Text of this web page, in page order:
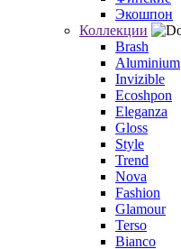
Экошпон
Коллекции
Brash
Aluminium
Invizible
Ecoshpon
Eleganza
Gloss
Style
Trend
Nova
Fashion
Glamour
Terso
Bianco